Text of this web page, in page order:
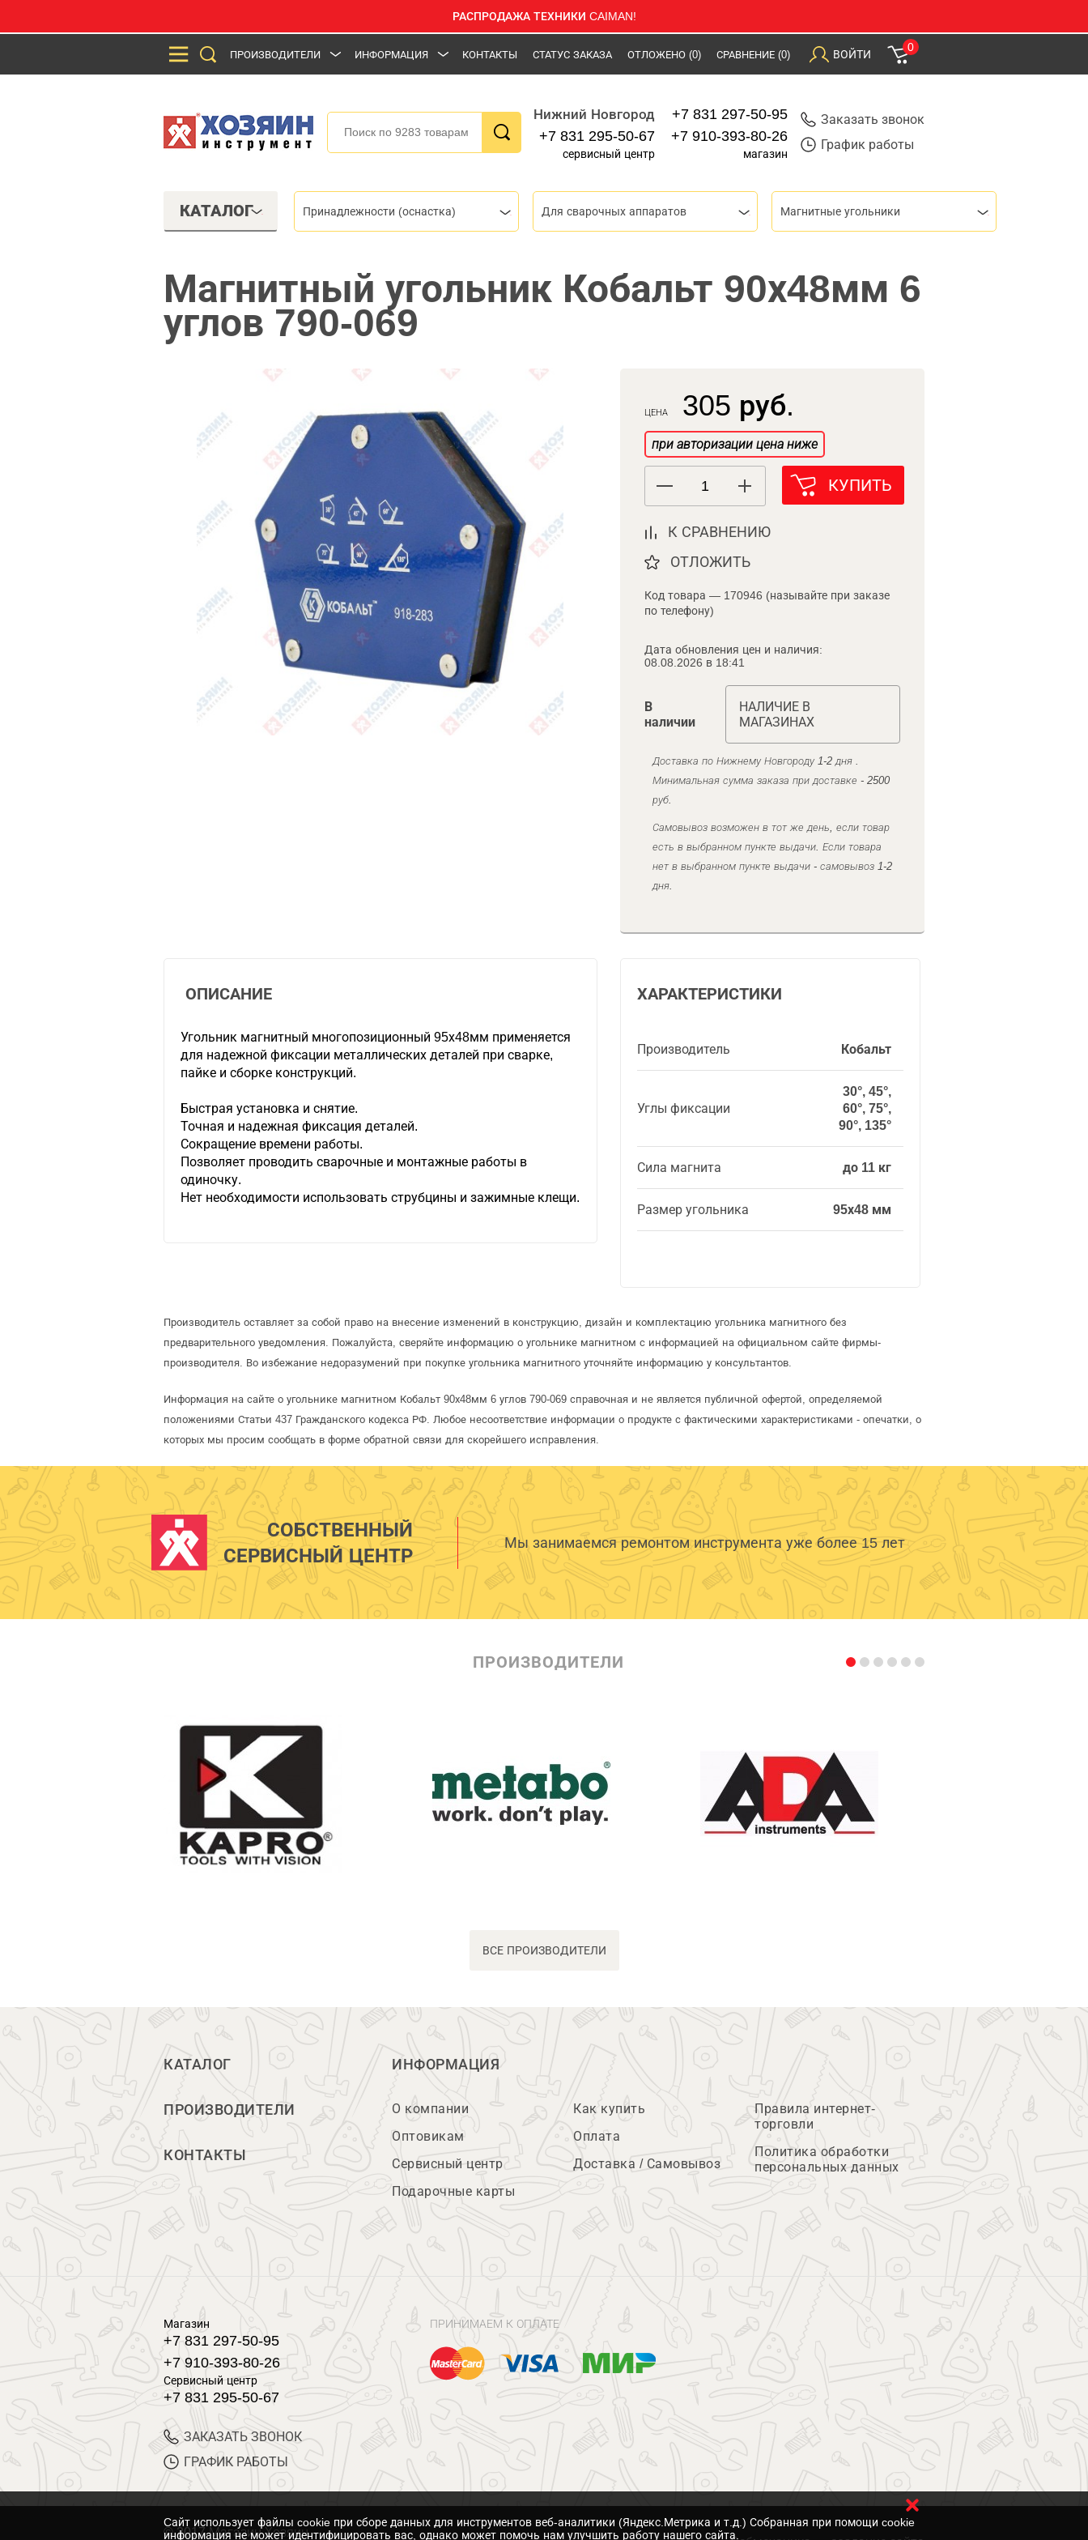
РАСПРОДАЖА ТЕХНИКИ CAIMAN!
ПРОИЗВОДИТЕЛИ ИНФОРМАЦИЯ КОНТАКТЫ СТАТУС ЗАКАЗА ОТЛОЖЕНО (0) СРАВНЕНИЕ (0) ВОЙТИ
0
Нижний Новгород
+7 831 295-50-67
сервисный центр
+7 831 297-50-95
+7 910-393-80-26
магазин
Заказать звонок
График работы
КАТАЛОГ Принадлежности (оснастка) Для сварочных аппаратов Магнитные угольники
Магнитный угольник Кобальт 90х48мм 6
углов 790-069
ЦЕНА 305 руб.
при авторизации цена ниже
КУПИТЬ
К СРАВНЕНИЮ
ОТЛОЖИТЬ
Код товара — 170946 (называйте при заказе
по телефону)
Дата обновления цен и наличия:
08.08.2026 в 18:41
В
наличии
НАЛИЧИЕ В
МАГАЗИНАХ
Доставка по Нижнему Новгороду 1-2 дня .
Минимальная сумма заказа при доставке - 2500
руб.
Самовывоз возможен в тот же день, если товар
есть в выбранном пункте выдачи. Если товара
нет в выбранном пункте выдачи - самовывоз 1-2
дня.
ХАРАКТЕРИСТИКИ
Производитель Кобальт
Углы фиксации
30°, 45°,
60°, 75°,
90°, 135°
Сила магнита до 11 кг
Размер угольника 95х48 мм
ОПИСАНИЕ
Угольник магнитный многопозиционный 95х48мм применяется
для надежной фиксации металлических деталей при сварке,
пайке и сборке конструкций.
Быстрая установка и снятие.
Точная и надежная фиксация деталей.
Сокращение времени работы.
Позволяет проводить сварочные и монтажные работы в
одиночку.
Нет необходимости использовать струбцины и зажимные клещи.
Производитель оставляет за собой право на внесение изменений в конструкцию, дизайн и комплектацию угольника магнитного без
предварительного уведомления. Пожалуйста, сверяйте информацию о угольнике магнитном с информацией на официальном сайте фирмы-
производителя. Во избежание недоразумений при покупке угольника магнитного уточняйте информацию у консультантов.
Информация на сайте о угольнике магнитном Кобальт 90х48мм 6 углов 790-069 справочная и не является публичной офертой, определяемой
положениями Статьи 437 Гражданского кодекса РФ. Любое несоответствие информации о продукте с фактическими характеристиками - опечатки, о
которых мы просим сообщать в форме обратной связи для скорейшего исправления.
СОБСТВЕННЫЙ
СЕРВИСНЫЙ ЦЕНТР
Мы занимаемся ремонтом инструмента уже более 15 лет
ПРОИЗВОДИТЕЛИ
ВСЕ ПРОИЗВОДИТЕЛИ
КАТАЛОГ
ПРОИЗВОДИТЕЛИ
КОНТАКТЫ
ИНФОРМАЦИЯ
О компании
Оптовикам
Сервисный центр
Подарочные карты
Как купить
Оплата
Доставка / Самовывоз
Правила интернет-
торговли
Политика обработки
персональных данных
Магазин
+7 831 297-50-95
+7 910-393-80-26
Сервисный центр
+7 831 295-50-67
ЗАКАЗАТЬ ЗВОНОК
ГРАФИК РАБОТЫ
ПРИНИМАЕМ К ОПЛАТЕ
© 2017 Магазин Хозяин
Cайт использует файлы cookie при сборе данных для инструментов веб-аналитики (Яндекс.Метрика и т.д.) Собранная при помощи cookie
информация не может идентифицировать вас, однако может помочь нам улучшить работу нашего сайта.